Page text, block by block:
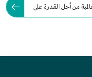
من أجل القدرة على